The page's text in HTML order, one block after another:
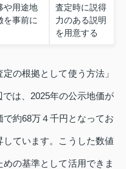
や用途地
を事前に
査定時に説得
力のある説明
を用意する
の根拠として使う方法」
は、2025年の公示地価が
約68万４千円となってお
ています。こうした数値
の基準として活用できま